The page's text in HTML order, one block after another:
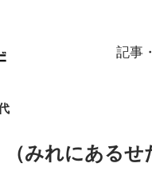
記事
（みれにあるせ